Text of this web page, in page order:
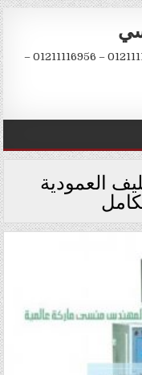
شركة المهندس منسي للتعبئة والتغليف 01211116954 – 01211116956 –
العمودية